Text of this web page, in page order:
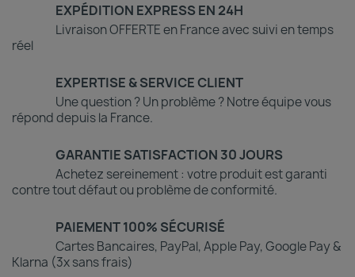
EXPÉDITION EXPRESS EN 24H
Livraison OFFERTE en France avec suivi en temps
réel
EXPERTISE & SERVICE CLIENT
Une question ? Un problème ? Notre équipe vous
répond depuis la France.
GARANTIE SATISFACTION 30 JOURS
Achetez sereinement : votre produit est garanti
contre tout défaut ou problème de conformité.
PAIEMENT 100% SÉCURISÉ
Cartes Bancaires, PayPal, Apple Pay, Google Pay &
Klarna (3x sans frais)